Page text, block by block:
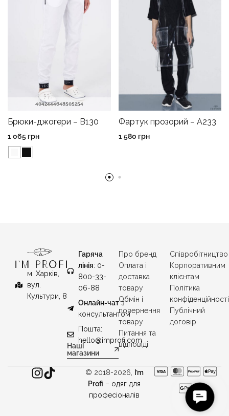
4042444648505254
Брюки-джогери – B130
1 065 грн
Фартук прозорий – A233
1 580 грн
м. Харків,
вул.
Культури, 8
Гаряча
лінія: 0-
800-33-
06-88
Онлайн-чатз
консультантом
Пошта:
hello@improfi.com
Наші
магазини
Про бренд
Оплата і
доставка
товару
Обмін і
повернення
товару
Питання та
відповіді
Співробітництво
Корпоративним
клієнтам
Політика
конфіденційності
Публічний
договір
© 2018-2026, I’m
Profi – одяг для
професіоналів
C